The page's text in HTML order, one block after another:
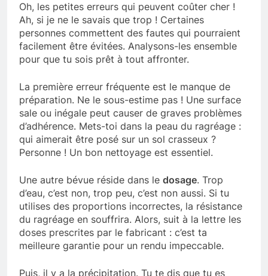
Oh, les petites erreurs qui peuvent coûter cher !
Ah, si je ne le savais que trop ! Certaines
personnes commettent des fautes qui pourraient
facilement être évitées. Analysons-les ensemble
pour que tu sois prêt à tout affronter.
La première erreur fréquente est le manque de
préparation. Ne le sous-estime pas ! Une surface
sale ou inégale peut causer de graves problèmes
d’adhérence. Mets-toi dans la peau du ragréage :
qui aimerait être posé sur un sol crasseux ?
Personne ! Un bon nettoyage est essentiel.
Une autre bévue réside dans le dosage. Trop
d’eau, c’est non, trop peu, c’est non aussi. Si tu
utilises des proportions incorrectes, la résistance
du ragréage en souffrira. Alors, suit à la lettre les
doses prescrites par le fabricant : c’est ta
meilleure garantie pour un rendu impeccable.
Puis, il y a la précipitation. Tu te dis que tu es